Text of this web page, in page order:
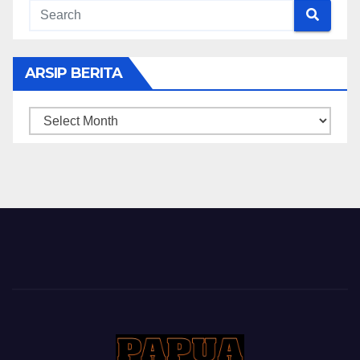
ARSIP BERITA
ARSIP